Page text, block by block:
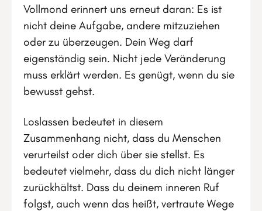
Vollmond erinnert uns erneut daran: Es ist
nicht deine Aufgabe, andere mitzuziehen
oder zu überzeugen. Dein Weg darf
eigenständig sein. Nicht jede Veränderung
muss erklärt werden. Es genügt, wenn du sie
bewusst gehst.
Loslassen bedeutet in diesem
Zusammenhang nicht, dass du Menschen
verurteilst oder dich über sie stellst. Es
bedeutet vielmehr, dass du dich nicht länger
zurückhältst. Dass du deinem inneren Ruf
folgst, auch wenn das heißt, vertraute Wege